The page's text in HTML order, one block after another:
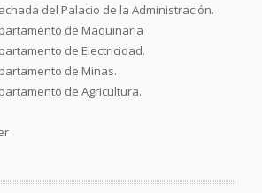
del Palacio de la Administración.
de Maquinaria
de Electricidad.
de Minas.
de Agricultura.